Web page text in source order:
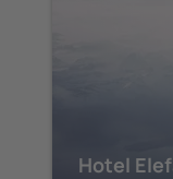
Hotel